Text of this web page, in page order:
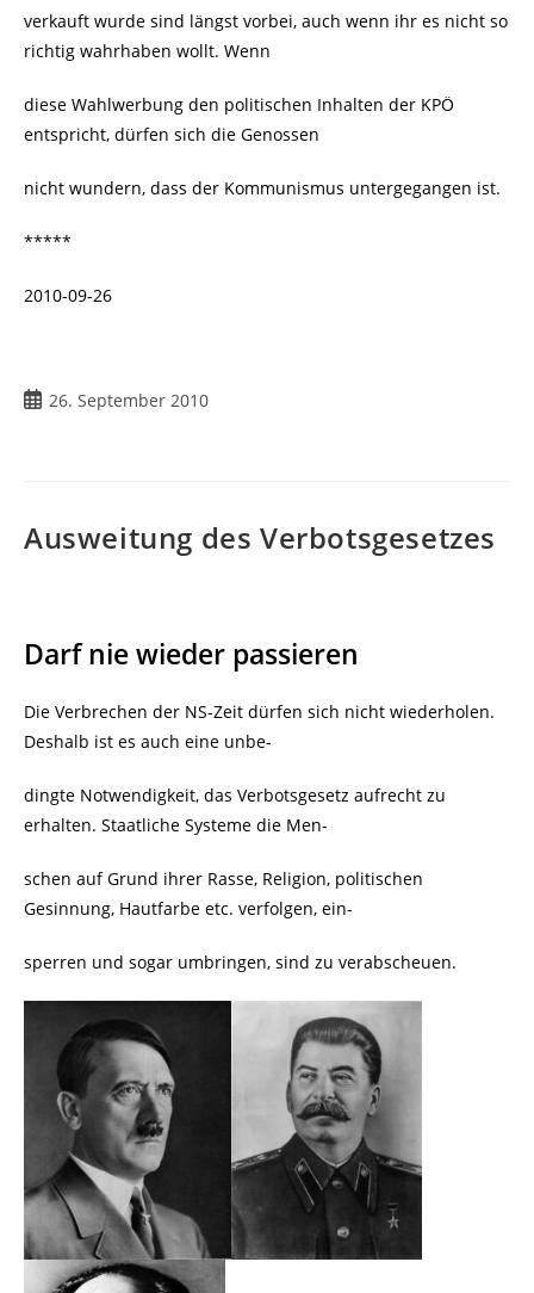
verkauft wurde sind längst vorbei, auch wenn ihr es nicht so
richtig wahrhaben wollt. Wenn
diese Wahlwerbung den politischen Inhalten der KPÖ
entspricht, dürfen sich die Genossen
nicht wundern, dass der Kommunismus untergegangen ist.
*****
2010-09-26
Beitrag26. September 2010
Ausweitung des Verbotsgesetzes
Darf nie wieder passieren
Die Verbrechen der NS-Zeit dürfen sich nicht wiederholen.
Deshalb ist es auch eine unbe-
dingte Notwendigkeit, das Verbotsgesetz aufrecht zu
erhalten. Staatliche Systeme die Men-
schen auf Grund ihrer Rasse, Religion, politischen
Gesinnung, Hautfarbe etc. verfolgen, ein-
sperren und sogar umbringen, sind zu verabscheuen.